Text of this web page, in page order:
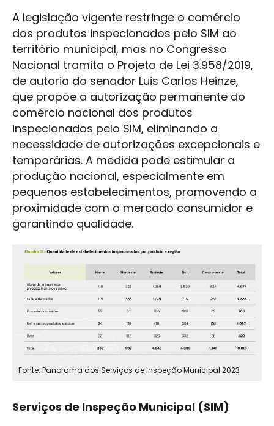
A legislação vigente restringe o comércio
dos produtos inspecionados pelo SIM ao
território municipal, mas no Congresso
Nacional tramita o Projeto de Lei 3.958/2019,
de autoria do senador Luis Carlos Heinze,
que propõe a autorização permanente do
comércio nacional dos produtos
inspecionados pelo SIM, eliminando a
necessidade de autorizações excepcionais e
temporárias. A medida pode estimular a
produção nacional, especialmente em
pequenos estabelecimentos, promovendo a
proximidade com o mercado consumidor e
garantindo qualidade.
Fonte: Panorama dos Serviços de Inspeção Municipal 2023
Serviços de Inspeção Municipal (SIM)